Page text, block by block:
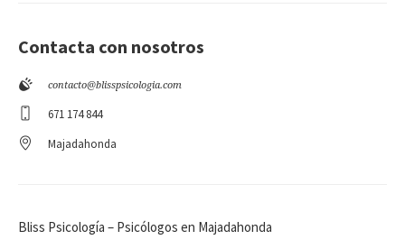
Contacta con nosotros
contacto@blisspsicologia.com
671 174 844
Majadahonda
Bliss Psicología – Psicólogos en Majadahonda